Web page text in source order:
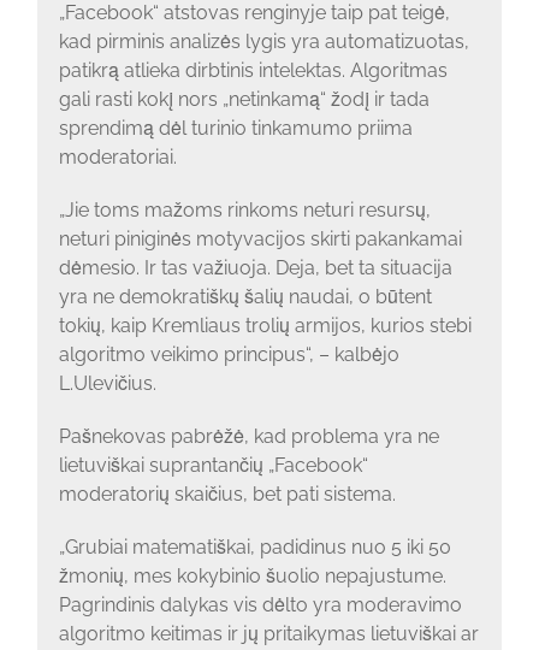
„Facebook“ atstovas renginyje taip pat teigė,
kad pirminis analizės lygis yra automatizuotas,
patikrą atlieka dirbtinis intelektas. Algoritmas
gali rasti kokį nors „netinkamą“ žodį ir tada
sprendimą dėl turinio tinkamumo priima
moderatoriai.
„Jie toms mažoms rinkoms neturi resursų,
neturi piniginės motyvacijos skirti pakankamai
dėmesio. Ir tas važiuoja. Deja, bet ta situacija
yra ne demokratiškų šalių naudai, o būtent
tokių, kaip Kremliaus trolių armijos, kurios stebi
algoritmo veikimo principus“, – kalbėjo
L.Ulevičius.
Pašnekovas pabrėžė, kad problema yra ne
lietuviškai suprantančių „Facebook“
moderatorių skaičius, bet pati sistema.
„Grubiai matematiškai, padidinus nuo 5 iki 50
žmonių, mes kokybinio šuolio nepajustume.
Pagrindinis dalykas vis dėlto yra moderavimo
algoritmo keitimas ir jų pritaikymas lietuviškai ar